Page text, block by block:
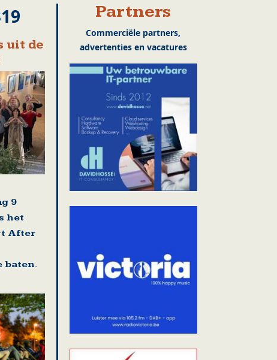
uit de
9
het
After
baten.
Partners
Commerciële partners,
advertenties en vacatures